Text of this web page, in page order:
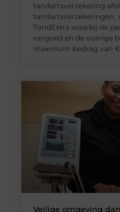
tandartsverzekering
tandartsverzekeringen.
TandExtra waarbij de
vergoed en de overige
maximum bedrag van €
Veilige omgeving